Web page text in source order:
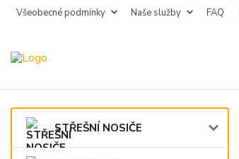
Všeobecné podmínky Naše služby FAQ
STŘEŠNÍ NOSIČE